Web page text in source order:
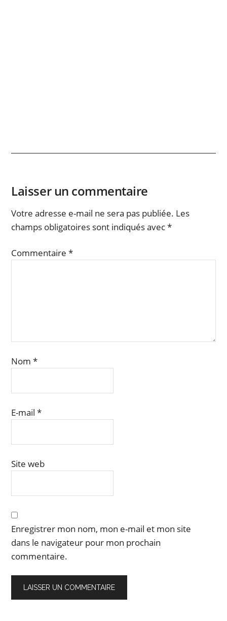
Laisser un commentaire
Votre adresse e-mail ne sera pas publiée. Les
champs obligatoires sont indiqués avec*
Commentaire*
Nom*
E-mail*
Site web
Enregistrer mon nom, mon e-mail et mon site
dans le navigateur pour mon prochain
commentaire.